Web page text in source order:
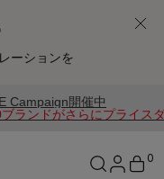
ーションを
催中
ランドがさらにプライス
0